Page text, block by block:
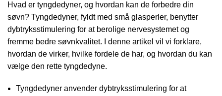
Hvad er tyngdedyner, og hvordan kan de forbedre din
søvn? Tyngdedyner, fyldt med små glasperler, benytter
dybtryksstimulering for at berolige nervesystemet og
fremme bedre søvnkvalitet. I denne artikel vil vi forklare,
hvordan de virker, hvilke fordele de har, og hvordan du kan
vælge den rette tyngdedyne.
Tyngdedyner anvender dybtryksstimulering for at